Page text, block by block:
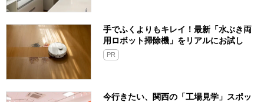
手でふくよりもキレイ！最新「水ぶき両
用ロボット掃除機」をリアルにお試し
PR
今行きたい、関西の「工場見学」スポッ